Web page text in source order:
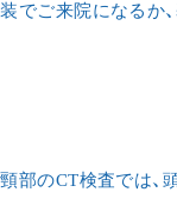
装でご来院になるか
部のCT検査では、